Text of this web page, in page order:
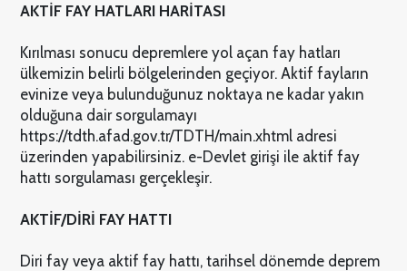
AKTİF FAY HATLARI HARİTASI
Kırılması sonucu depremlere yol açan fay hatları
ülkemizin belirli bölgelerinden geçiyor. Aktif fayların
evinize veya bulunduğunuz noktaya ne kadar yakın
olduğuna dair sorgulamayı
https://tdth.afad.gov.tr/TDTH/main.xhtml adresi
üzerinden yapabilirsiniz. e-Devlet girişi ile aktif fay
hattı sorgulaması gerçekleşir.
AKTİF/DİRİ FAY HATTI
Diri fay veya aktif fay hattı, tarihsel dönemde deprem